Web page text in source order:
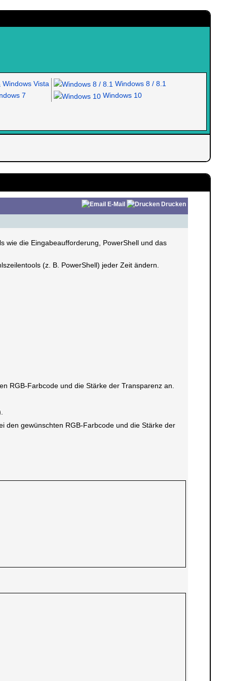
Windows Vista
7
Windows 8 / 8.1
Windows 10
E-Mail Drucken
wie die Eingabeaufforderung, PowerShell und das
(z. B. PowerShell) jeder Zeit ändern.
RGB-Farbcode und die Stärke der Transparenz an.
den gewünschten RGB-Farbcode und die Stärke der